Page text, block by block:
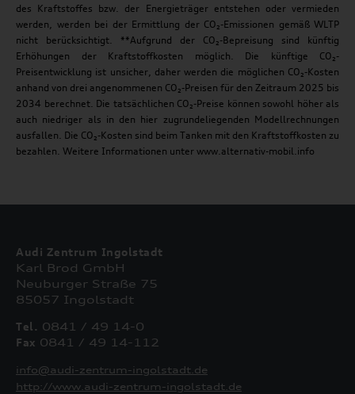
des Kraftstoffes bzw. der Energieträger entstehen oder vermieden
werden, werden bei der Ermittlung der CO₂-Emissionen gemäß WLTP
nicht berücksichtigt. **Aufgrund der CO₂-Bepreisung sind künftig
Erhöhungen der Kraftstoffkosten möglich. Die künftige CO₂-
Preisentwicklung ist unsicher, daher werden die möglichen CO₂-Kosten
anhand von drei angenommenen CO₂-Preisen für den Zeitraum 2025 bis
2034 berechnet. Die tatsächlichen CO₂-Preise können sowohl höher als
auch niedriger als in den hier zugrundeliegenden Modellrechnungen
ausfallen. Die CO₂-Kosten sind beim Tanken mit den Kraftstoffkosten zu
bezahlen. Weitere Informationen unter www.alternativ-mobil.info
Audi Zentrum Ingolstadt
Karl Brod GmbH
Neuburger Straße 75
85057 Ingolstadt
Tel. 0841 / 49 14-0
Fax 0841 / 49 14-112
info@audi-zentrum-ingolstadt.de
http://www.audi-zentrum-ingolstadt.de